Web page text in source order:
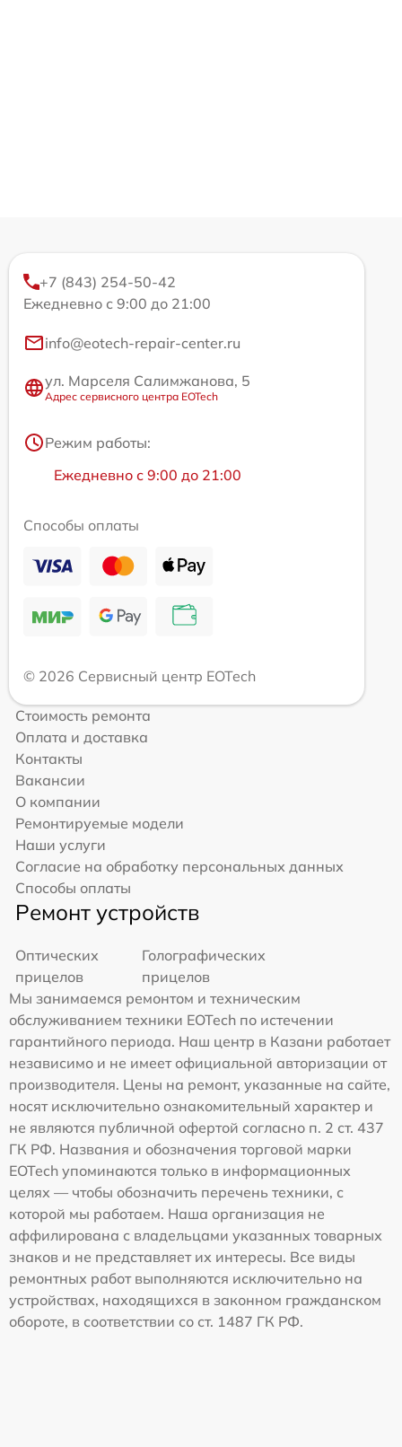
+7 (843) 254-50-42
Ежедневно с 9:00 до 21:00
info@eotech-repair-center.ru
ул. Марселя Салимжанова, 5
Адрес сервисного центра EOTech
Режим работы:
Ежедневно с 9:00 до 21:00
Способы оплаты
© 2026 Сервисный центр EOTech
Стоимость ремонта
Оплата и доставка
Контакты
Вакансии
О компании
Ремонтируемые модели
Наши услуги
Согласие на обработку персональных данных
Способы оплаты
Ремонт устройств
Оптических
прицелов
Голографических
прицелов
Мы занимаемся ремонтом и техническим
обслуживанием техники EOTech по истечении
гарантийного периода. Наш центр в Казани работает
независимо и не имеет официальной авторизации от
производителя. Цены на ремонт, указанные на сайте,
носят исключительно ознакомительный характер и
не являются публичной офертой согласно п. 2 ст. 437
ГК РФ. Названия и обозначения торговой марки
EOTech упоминаются только в информационных
целях — чтобы обозначить перечень техники, с
которой мы работаем. Наша организация не
аффилирована с владельцами указанных товарных
знаков и не представляет их интересы. Все виды
ремонтных работ выполняются исключительно на
устройствах, находящихся в законном гражданском
обороте, в соответствии со ст. 1487 ГК РФ.